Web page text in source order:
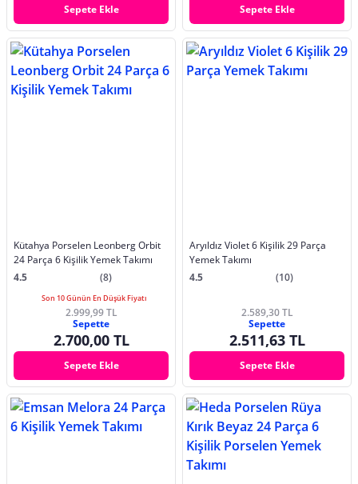
Sepete Ekle Sepete Ekle
Kütahya Porselen Leonberg Orbit
24 Parça 6 Kişilik Yemek Takımı
4.5
(8)
Son 10 Günün En Düşük Fiyatı
2.999,99 TL
Sepette
2.700,00 TL
Sepete Ekle
Aryıldız Violet 6 Kişilik 29 Parça
Yemek Takımı
4.5
(10)
2.589,30 TL
Sepette
2.511,63 TL
Sepete Ekle